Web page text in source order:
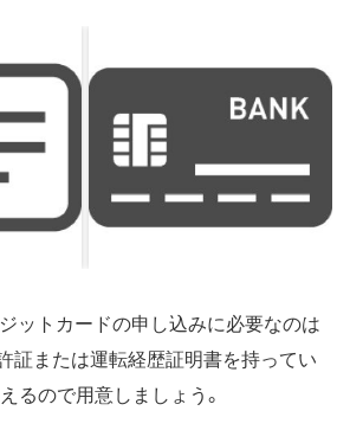
ットカードの申し込みに必要なのは
証または運転経歴証明書を持ってい
るので用意しましょう。